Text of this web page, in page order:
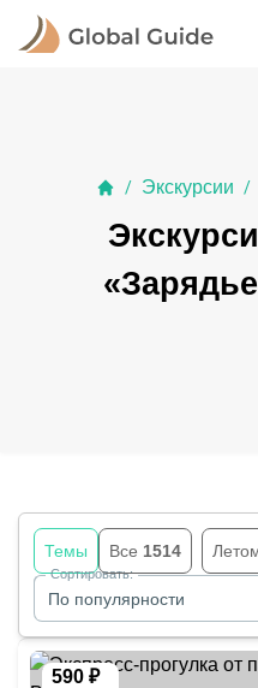
/ Экскурсии /
Темы Все 1514
По популярности
Сортировать:
590 ₽